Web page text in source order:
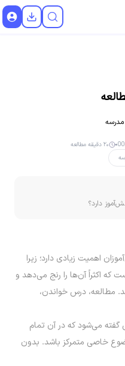
مدرسه
۲۰ دقیقه مطالعه
دارد؟
اهمیت زیادی دارد؛ زیرا
که اکثراً آن‌ها را رنج می‌دهد و
مطالعه، درس خواندن،
گفته می‌شود که در آن تمام
خاصی متمرکز باشد. بدون